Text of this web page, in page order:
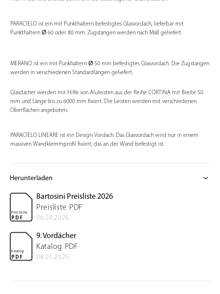
PARACIELO ist ein mit Punkthaltern befestigtes Glasvordach, lieferbar mit
Punkthaltern Ø 60 oder 80 mm. Zugstangen werden nach Maß geliefert.
MERANO ist ein mit Punkhaltern Ø 50 mm befestigtes Glasvordach. Die Zugstangen
werden in verschiedenen Standardlängen geliefert.
Glasdächer werden mit Hilfe von Aluleisten aus der Reihe CORTINA mit Breite 50
mm und Länge bis zu 6000 mm fixiert. Die Leisten werden mit verschiedenen
Oberflächen angeboten.
PARACIELO LINEARE ist ein Design-Vordach. Das Glasvordach wird nur in einem
massiven Wandklemmprofil fixiert, das an der Wand befestigt ist.
Herunterladen expand_more
Preisliste
PDF
Bartosini Preisliste 2026
Preisliste PDF
06.08.2026
Katalog
PDF
9. Vordächer
Katalog PDF
08.01.2025